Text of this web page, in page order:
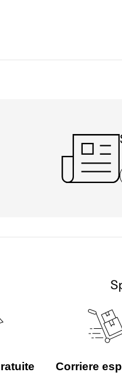
Corriere